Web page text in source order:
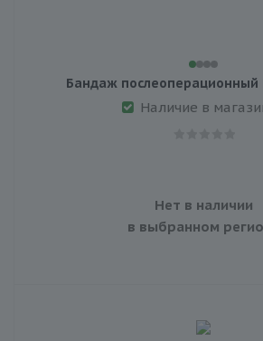
Бандаж послеоперационный
Наличие в
Нет в наличии
в выбранном